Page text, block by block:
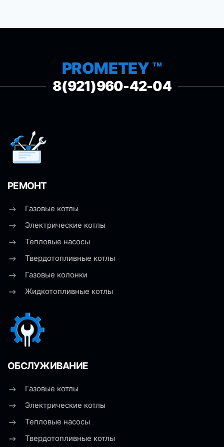
PROMETEY ™
8(921)960-42-04
РЕМОНТ
Газовые котлы
Электрические котлы
Тепловые насосы
Твердотопливные котлы
Газовые колонки
Жидкотопливные котлы
ОБСЛУЖИВАНИЕ
Газовые котлы
Электрические котлы
Тепловые насосы
Твердотопливные котлы